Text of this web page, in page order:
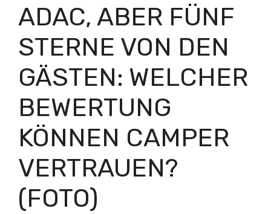
ADAC, ABER FÜNF
STERNE VON DEN
GÄSTEN: WELCHER
BEWERTUNG
KÖNNEN CAMPER
VERTRAUEN?
(FOTO)